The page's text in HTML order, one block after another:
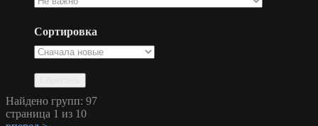
Сортировка
Найдено групп: 97
страница 1 из 10